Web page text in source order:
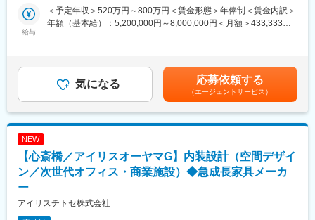
■当社グループについて：
アイリスオーヤマグループは家電、法人向けLED照明、日用雑貨
トは学校・官公庁（都道府県庁、市町村庁など含む）・福祉施設
（老人ホーム、公民館、病院など）が中心となります。
■業務詳細：
次世代のオフィスデザイン・設計・提案を行っていただきます。
・空間提案に際する提案資料の作成
・プラン確定後は、空間の実施設計
・お客様との打ち合わせ、ヒアリング（営業との同行）、デザイ
オフィス／教育施設／福祉施設等
こと
給与
＜予定年収＞520万円～800万円＜賃金形態＞年俸制＜賃金内訳＞
年額（基本給）：5,200,000円～8,000,000円＜月額＞433,333円
プを実施しています。賃金はあくまでも目安の金額であり、選考
を通じて上下する可能性があります。月給(月額)は固定手当を含め
た表記です。
気になる 応募依頼する
（エージェントサービス）
NEW
【心斎橋／アイリスオーヤマG】内装設計（空間デザイ
ン／次世代オフィス・商業施設）◆急成長家具メーカ
ー
アイリスチトセ株式会社